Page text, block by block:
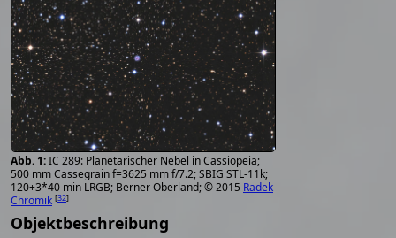
IC 289: Planetarischer Nebel in Cassiopeia;
500 mm Cassegrain f=3625 mm f/7.2; SBIG STL-11k;
120+3*40 min LRGB; Berner Oberland; © 2015 Radek
Chromik [32]
Objektbeschreibung